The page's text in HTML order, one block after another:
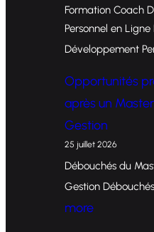
Formation Coach
Personnel en
Développement
Opportunités
après un
Gestion
25 juillet 2026
Débouchés du
Gestion
more: